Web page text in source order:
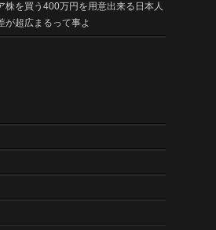
株を買う400万円を用意出来る日本人
が超広まるって事よ